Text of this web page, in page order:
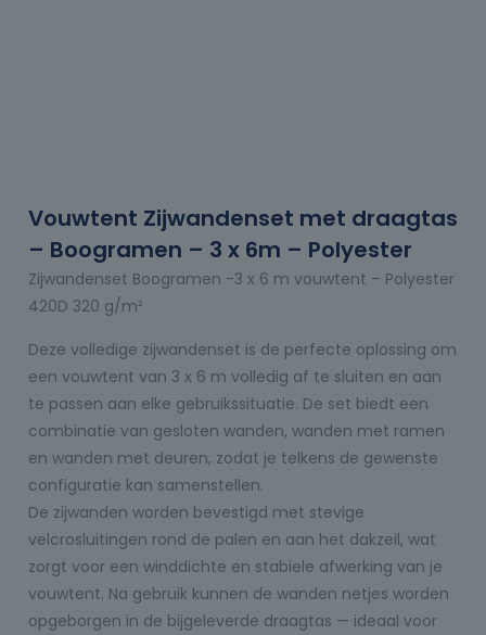
Vouwtent Zijwandenset met draagtas
– Boogramen – 3 x 6m – Polyester
Zijwandenset Boogramen -3 x 6 m vouwtent – Polyester
420D 320 g/m²
Deze volledige zijwandenset is de perfecte oplossing om
een vouwtent van 3 x 6 m volledig af te sluiten en aan
te passen aan elke gebruikssituatie. De set biedt een
combinatie van gesloten wanden, wanden met ramen
en wanden met deuren, zodat je telkens de gewenste
configuratie kan samenstellen.
De zijwanden worden bevestigd met stevige
velcrosluitingen rond de palen en aan het dakzeil, wat
zorgt voor een winddichte en stabiele afwerking van je
vouwtent. Na gebruik kunnen de wanden netjes worden
opgeborgen in de bijgeleverde draagtas — ideaal voor